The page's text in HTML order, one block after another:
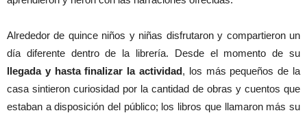
Alrededor de quince niños y niñas disfrutaron y compartieron un
día diferente dentro de la librería. Desde el momento de su
llegada y hasta finalizar la actividad, los más pequeños de la
casa sintieron curiosidad por la cantidad de obras y cuentos que
estaban a disposición del público; los libros que llamaron más su